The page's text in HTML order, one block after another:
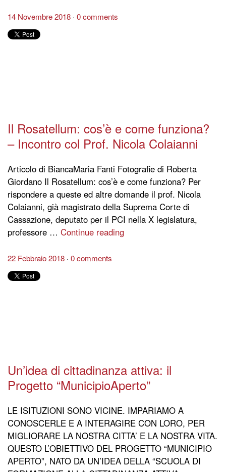
14 Novembre 2018 0 comments
Il Rosatellum: cos’è e come funziona?
– Incontro col Prof. Nicola Colaianni
Articolo di BiancaMaria Fanti Fotografie di Roberta
Giordano Il Rosatellum: cos’è e come funziona? Per
rispondere a queste ed altre domande il prof. Nicola
Colaianni, già magistrato della Suprema Corte di
Cassazione, deputato per il PCI nella X legislatura,
professore … Continue reading
22 Febbraio 2018 0 comments
Un’idea di cittadinanza attiva: il
Progetto “MunicipioAperto”
LE ISITUZIONI SONO VICINE. IMPARIAMO A
CONOSCERLE E A INTERAGIRE CON LORO, PER
MIGLIORARE LA NOSTRA CITTA’ E LA NOSTRA VITA.
QUESTO L’OBIETTIVO DEL PROGETTO “MUNICIPIO
APERTO”, NATO DA UN’IDEA DELLA “SCUOLA DI